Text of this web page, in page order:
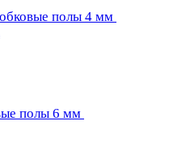
полы 4 мм
полы 6 мм